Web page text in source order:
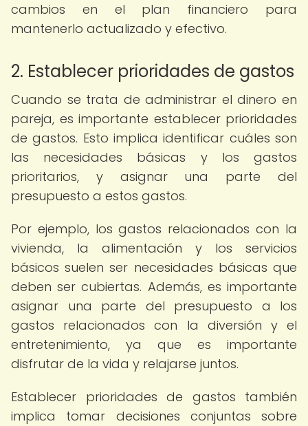
cambios en el plan financiero para
mantenerlo actualizado y efectivo.
2. Establecer prioridades de gastos
Cuando se trata de administrar el dinero en
pareja, es importante establecer prioridades
de gastos. Esto implica identificar cuáles son
las necesidades básicas y los gastos
prioritarios, y asignar una parte del
presupuesto a estos gastos.
Por ejemplo, los gastos relacionados con la
vivienda, la alimentación y los servicios
básicos suelen ser necesidades básicas que
deben ser cubiertas. Además, es importante
asignar una parte del presupuesto a los
gastos relacionados con la diversión y el
entretenimiento, ya que es importante
disfrutar de la vida y relajarse juntos.
Establecer prioridades de gastos también
implica tomar decisiones conjuntas sobre